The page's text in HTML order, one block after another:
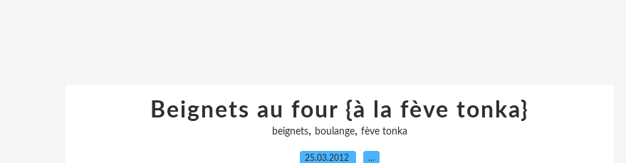
Beignets au four {à la fève tonka}
beignets, boulange, fève tonka
25.03.2012 …